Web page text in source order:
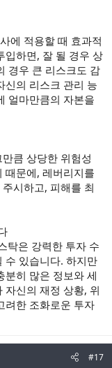
에 적용할 때 효과적
입하면, 잘 될 경우 상
경우 큰 리스크도 감
신의 리스크 관리 능
얼마만큼의 자본을
큼 상당한 위험성
때문에, 레버리지를
시하고, 피해를 최
탁은 강력한 투자 수
수 있습니다. 하지만
분히 많은 정보와 세
자신의 재정 상황, 위
려한 조화로운 투자
#17